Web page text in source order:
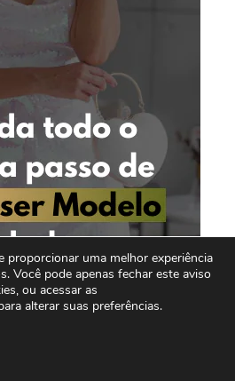
proporcionar uma melhor experiência
Você pode apenas fechar este aviso
ou acessar as
alterar suas preferências.